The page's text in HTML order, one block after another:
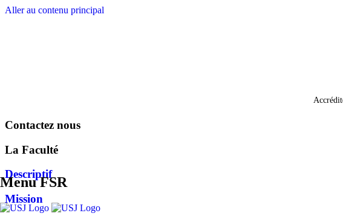
Aller au contenu principal
Menu FSR
Contactez nous
La Faculté
Descriptif
Mission